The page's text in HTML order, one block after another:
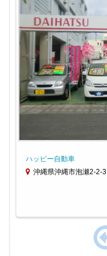
ハッピー自動車
沖縄県沖縄市泡瀬2-2-3